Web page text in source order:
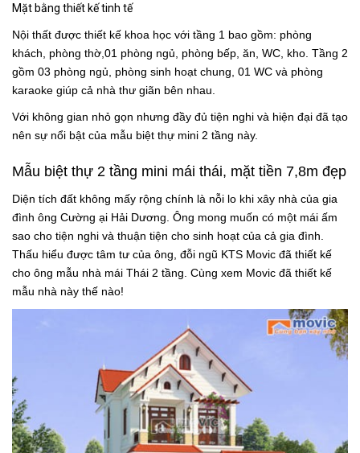
Mặt bằng thiết kế tinh tế
Nội thất được thiết kế khoa học với tầng 1 bao gồm: phòng
khách, phòng thờ,01 phòng ngủ, phòng bếp, ăn, WC, kho. Tầng 2
gồm 03 phòng ngủ, phòng sinh hoạt chung, 01 WC và phòng
karaoke giúp cả nhà thư giãn bên nhau.
Với không gian nhỏ gọn nhưng đầy đủ tiện nghi và hiện đại đã tạo
nên sự nổi bật của mẫu biệt thự mini 2 tầng này.
Mẫu biệt thự 2 tầng mini mái thái, mặt tiền 7,8m đẹp
Diện tích đất không mấy rộng chính là nỗi lo khi xây nhà của gia
đình ông Cường ại Hải Dương. Ông mong muốn có một mái ấm
sao cho tiện nghi và thuận tiện cho sinh hoạt của cả gia đình.
Thấu hiểu được tâm tư của ông, đỗi ngũ KTS Movic đã thiết kế
cho ông mẫu nhà mái Thái 2 tầng. Cùng xem Movic đã thiết kế
mẫu nhà này thế nào!